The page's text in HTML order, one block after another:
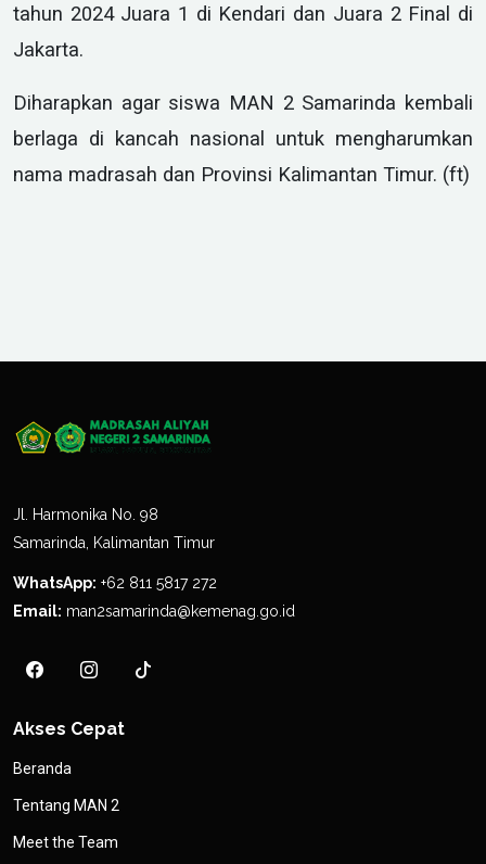
tahun 2024 Juara 1 di Kendari dan Juara 2 Final di
Jakarta.
Diharapkan agar siswa MAN 2 Samarinda kembali
berlaga di kancah nasional untuk mengharumkan
nama madrasah dan Provinsi Kalimantan Timur. (ft)
Jl. Harmonika No. 98
Samarinda, Kalimantan Timur
WhatsApp: +62 811 5817 272
Email: man2samarinda@kemenag.go.id
Akses Cepat
Beranda
Tentang MAN 2
Meet the Team